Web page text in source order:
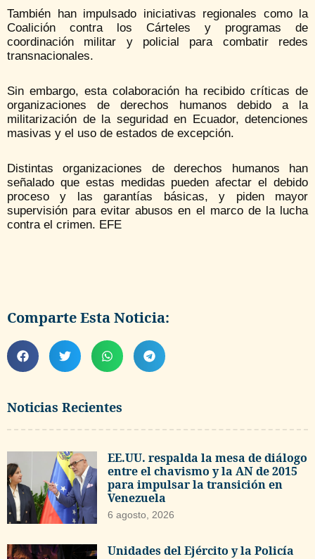
Noticias Recientes
EE.UU. respalda la mesa de diálogo
entre el chavismo y la AN de 2015
para impulsar la transición en
Venezuela
6 agosto, 2026
Unidades del Ejército y la Policía
También han impulsado iniciativas regionales como la
Coalición contra los Cárteles y programas de
coordinación militar y policial para combatir redes
transnacionales.
Sin embargo, esta colaboración ha recibido críticas de
organizaciones de derechos humanos debido a la
militarización de la seguridad en Ecuador, detenciones
masivas y el uso de estados de excepción.
Distintas organizaciones de derechos humanos han
señalado que estas medidas pueden afectar el debido
proceso y las garantías básicas, y piden mayor
supervisión para evitar abusos en el marco de la lucha
contra el crimen. EFE
Comparte Esta Noticia: